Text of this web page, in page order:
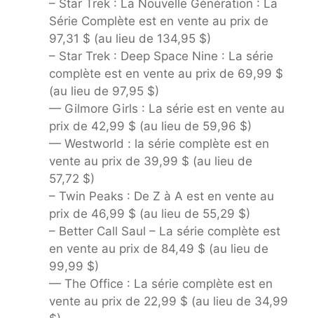
– Star Trek : La Nouvelle Génération : La
Série Complète est en vente au prix de
97,31 $ (au lieu de 134,95 $)
– Star Trek : Deep Space Nine : La série
complète est en vente au prix de 69,99 $
(au lieu de 97,95 $)
— Gilmore Girls : La série est en vente au
prix de 42,99 $ (au lieu de 59,96 $)
— Westworld : la série complète est en
vente au prix de 39,99 $ (au lieu de
57,72 $)
– Twin Peaks : De Z à A est en vente au
prix de 46,99 $ (au lieu de 55,29 $)
– Better Call Saul – La série complète est
en vente au prix de 84,49 $ (au lieu de
99,99 $)
— The Office : La série complète est en
vente au prix de 22,99 $ (au lieu de 34,99